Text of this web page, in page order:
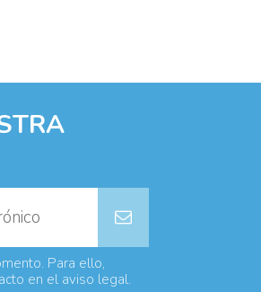
Para ello,
en el aviso legal.